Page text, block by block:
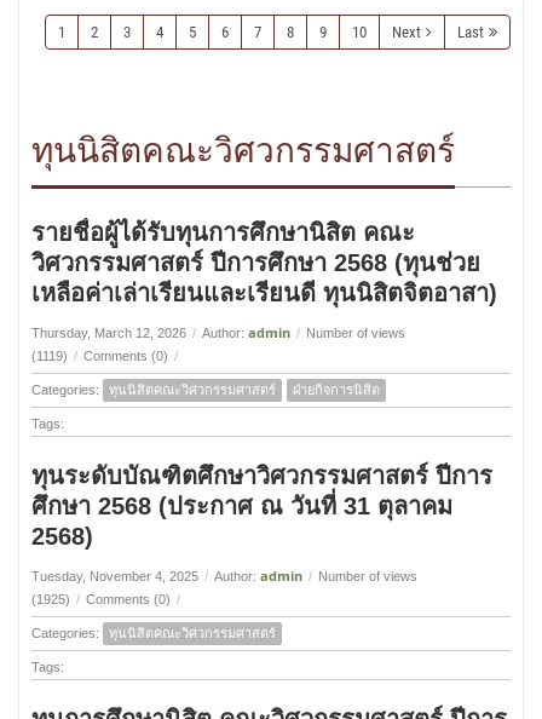
1 2 3 4 5 6 7 8 9 10 Next Last
ทุนนิสิตคณะวิศวกรรมศาสตร์
รายชื่อผู้ได้รับทุนการศึกษานิสิต คณะ
วิศวกรรมศาสตร์ ปีการศึกษา 2568 (ทุนช่วย
เหลือค่าเล่าเรียนและเรียนดี ทุนนิสิตจิตอาสา)
Thursday, March 12, 2026 / Author: admin / Number of views
(1119) / Comments (0) /
Categories: ทุนนิสิตคณะวิศวกรรมศาสตร์ ฝ่ายกิจการนิสิต
Tags:
ทุนระดับบัณฑิตศึกษาวิศวกรรมศาสตร์ ปีการ
ศึกษา 2568 (ประกาศ ณ วันที่ 31 ตุลาคม
2568)
Tuesday, November 4, 2025 / Author: admin / Number of views
(1925) / Comments (0) /
Categories: ทุนนิสิตคณะวิศวกรรมศาสตร์
Tags: